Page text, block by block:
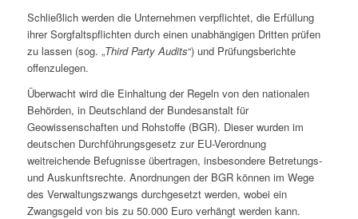
Schließlich werden die Unternehmen verpflichtet, die Erfüllung
ihrer Sorgfaltspflichten durch einen unabhängigen Dritten prüfen
zu lassen (sog. „Third Party Audits“) und Prüfungsberichte
offenzulegen.
Überwacht wird die Einhaltung der Regeln von den nationalen
Behörden, in Deutschland der Bundesanstalt für
Geowissenschaften und Rohstoffe (BGR). Dieser wurden im
deutschen Durchführungsgesetz zur EU-Verordnung
weitreichende Befugnisse übertragen, insbesondere Betretungs-
und Auskunftsrechte. Anordnungen der BGR können im Wege
des Verwaltungszwangs durchgesetzt werden, wobei ein
Zwangsgeld von bis zu 50.000 Euro verhängt werden kann.